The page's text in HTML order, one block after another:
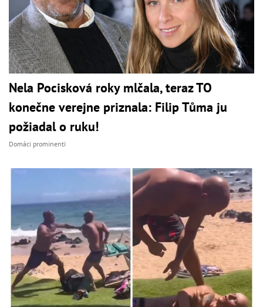
Nela Pocisková roky mlčala, teraz TO
konečne verejne priznala: Filip Tůma ju
požiadal o ruku!
Domáci prominenti